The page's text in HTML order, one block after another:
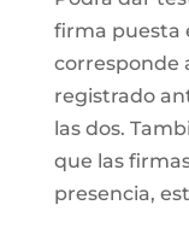
firma puesta
corresponde
registrado
las dos.
que las
presencia,